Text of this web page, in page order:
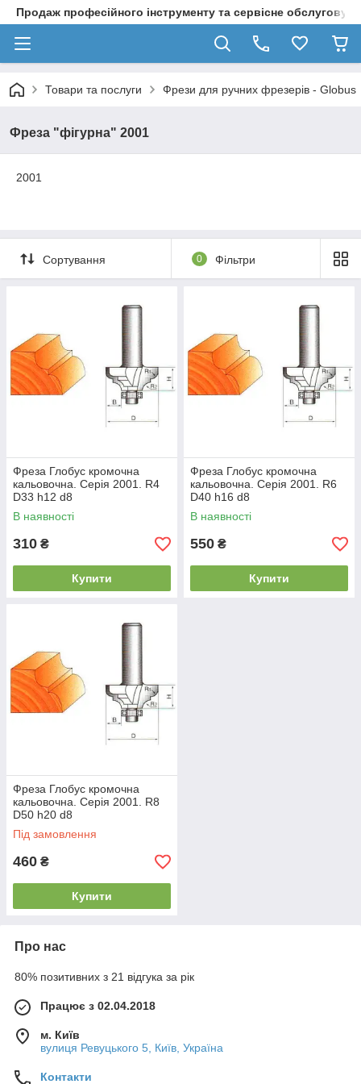
Продаж професійного інструменту та сервісне
Товари та послуги Фрези для ручних фрезерів - Globus
Фреза "фігурна" 2001
2001
Сортування 0 Фільтри
Фреза Глобус кромочна
кальовочна. Серія 2001. R4
D33 h12 d8
В наявності
310 ₴
Купити
Фреза Глобус кромочна
кальовочна. Серія 2001. R6
D40 h16 d8
В наявності
550 ₴
Купити
Фреза Глобус кромочна
кальовочна. Серія 2001. R8
D50 h20 d8
Під замовлення
460 ₴
Купити
Про нас
80% позитивних з 21 відгука за рік
Працює з 02.04.2018
м. Київ
вулиця Ревуцького 5, Київ, Україна
Контакти